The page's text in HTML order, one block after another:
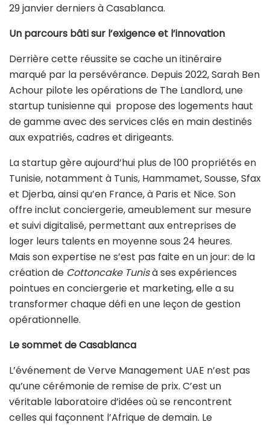
29 janvier derniers à Casablanca.
Un parcours bâti sur l’exigence et l’innovation
Derrière cette réussite se cache un itinéraire
marqué par la persévérance. Depuis 2022, Sarah Ben
Achour pilote les opérations de The Landlord, une
startup tunisienne qui propose des logements haut
de gamme avec des services clés en main destinés
aux expatriés, cadres et dirigeants.
La startup gère aujourd’hui plus de 100 propriétés en
Tunisie, notamment à Tunis, Hammamet, Sousse, Sfax
et Djerba, ainsi qu’en France, à Paris et Nice. Son
offre inclut conciergerie, ameublement sur mesure
et suivi digitalisé, permettant aux entreprises de
loger leurs talents en moyenne sous 24 heures.
Mais son expertise ne s’est pas faite en un jour: de la
création de Cottoncake Tunisà ses expériences
pointues en conciergerie et marketing, elle a su
transformer chaque défi en une leçon de gestion
opérationnelle.
Le sommet de Casablanca
L’événement de Verve Management UAE n’est pas
qu’une cérémonie de remise de prix. C’est un
véritable laboratoire d’idées où se rencontrent
celles qui façonnent l’Afrique de demain. Le